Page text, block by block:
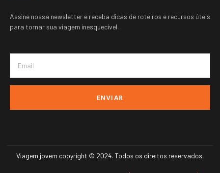
Assine nossa newsletter e receba dicas de roteiros e recursos úteis
para tornar sua viagem inesquecível.
ENVIAR
Viagem jovem copyright © 2024. Todos os direitos reservados.